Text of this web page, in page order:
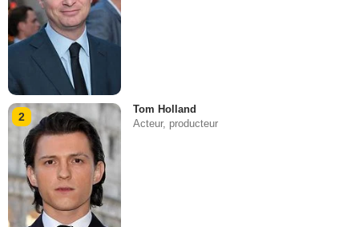
2
Tom Holland
Acteur, producteur